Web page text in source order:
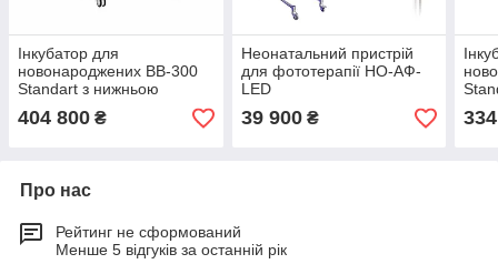
Інкубатор для
новонароджених BB-300
Standart з нижньою
фототерапією
404 800 ₴
Неонатальний пристрій
для фототерапії НО-АФ-
LED
39 900₴
Про нас
Рейтинг не сформований
Менше 5 відгуків за останній рік